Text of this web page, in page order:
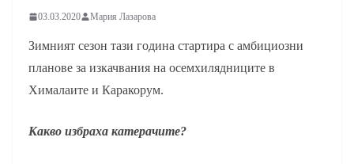
03.03.2020 Мария Лазарова
Зимният сезон тази година стартира с амбициозни
планове за изкачвания на осемхилядниците в
Хималаите и Каракорум.
Какво избраха катерачите?